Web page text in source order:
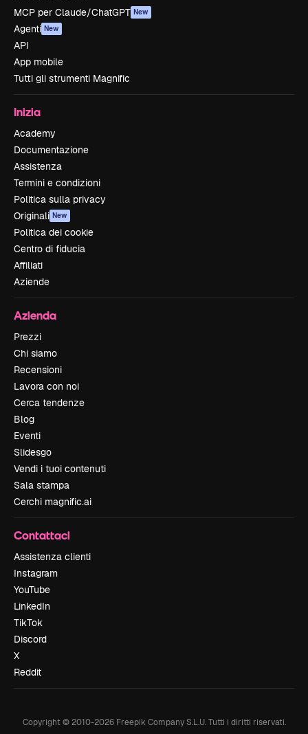
MCP per Claude/ChatGPT New
Agenti New
API
App mobile
Tutti gli strumenti Magnific
Inizia
Academy
Documentazione
Assistenza
Termini e condizioni
Politica sulla privacy
Originali New
Politica dei cookie
Centro di fiducia
Affiliati
Aziende
Azienda
Prezzi
Chi siamo
Recensioni
Lavora con noi
Cerca tendenze
Blog
Eventi
Slidesgo
Vendi i tuoi contenuti
Sala stampa
Cerchi magnific.ai
Contattaci
Assistenza clienti
Instagram
YouTube
LinkedIn
TikTok
Discord
X
Reddit
Copyright © 2010-2026Freepik Company S.L.U. Tutti i diritti riservati.